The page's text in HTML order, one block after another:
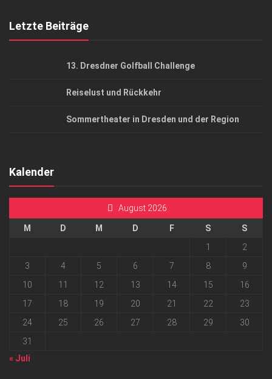
Letzte Beiträge
13. Dresdner Golfball Challenge
Reiselust und Rückkehr
Sommertheater in Dresden und der Region
Kalender
August 2026
M D M D F S
S
1
2
3
4 5 6 7 8
9
10
11 12 13 14 15
16
17
18 19 20 21 22
23
24
25 26 27 28 29
30
31
« Juli